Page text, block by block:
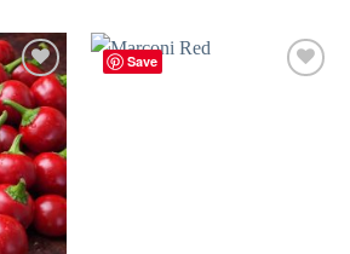
lägg till
i
favoriter
Save